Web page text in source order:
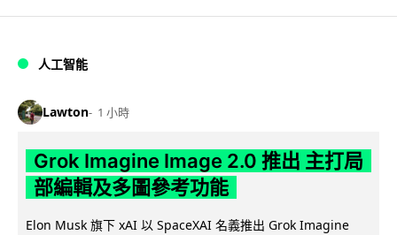
人工智能
Lawton 1 小時
Grok Imagine Image 2.0 推出 主打局
部編輯及多圖參考功能
Elon Musk 旗下 xAI 以 SpaceXAI 名義推出 Grok Imagine